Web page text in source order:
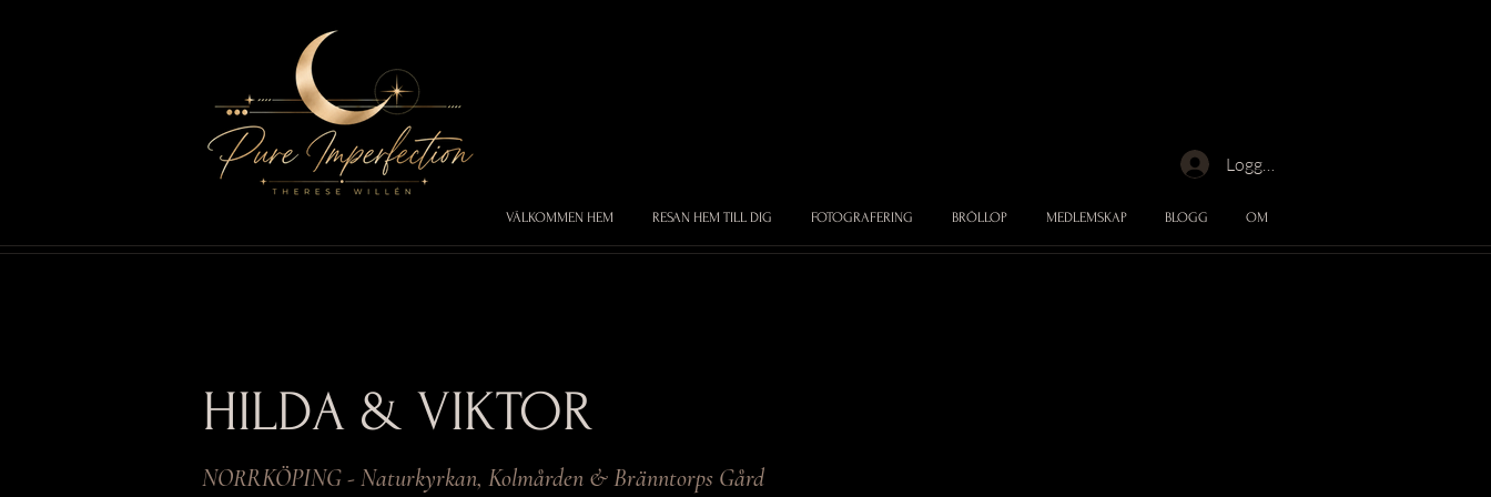
Logga in
VÄLKOMMEN HEM RESAN HEM TILL DIG FOTOGRAFERING BRÖLLOP MEDLEMSKAP BLOGG OM
HILDA & VIKTOR
NORRKÖPING - Naturkyrkan, Kolmården & Bränntorps Gård